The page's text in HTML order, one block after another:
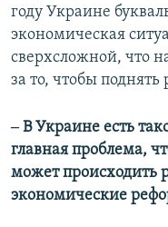
году Украине
экономическая
сверхсложной, что
за то, чтобы поднять
‒ В Украине есть
главная проблема,
может происходить
экономические